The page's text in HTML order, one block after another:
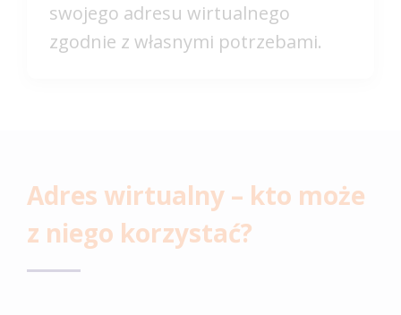
swojego adresu wirtualnego
zgodnie z własnymi potrzebami.
Adres wirtualny – kto może
z niego korzystać?